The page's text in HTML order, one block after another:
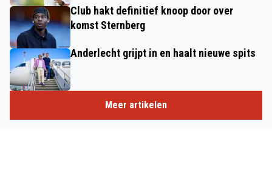
Club hakt definitief knoop door over
komst Sternberg
Anderlecht grijpt in en haalt nieuwe spits
Meer artikelen